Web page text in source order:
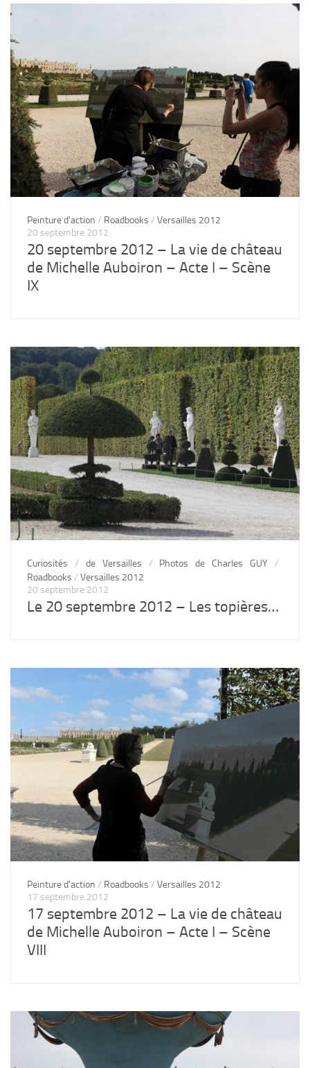
Peinture d'action / Roadbooks / Versailles 2012
20 septembre 2012
20 septembre 2012 – La vie de château
de Michelle Auboiron – Acte I – Scène
IX
Curiosités / de Versailles / Photos de Charles GUY /
Roadbooks / Versailles 2012
20 septembre 2012
Le 20 septembre 2012 – Les topières…
Peinture d'action / Roadbooks / Versailles 2012
17 septembre 2012
17 septembre 2012 – La vie de château
de Michelle Auboiron – Acte I – Scène
VIII